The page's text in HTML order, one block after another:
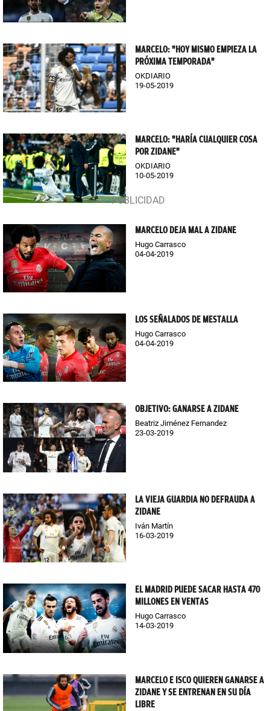
MARCELO: "HOY MISMO EMPIEZA LA
PRÓXIMA TEMPORADA"
OKDIARIO
19-05-2019
MARCELO: "HARÍA CUALQUIER COSA
POR ZIDANE"
OKDIARIO
10-05-2019
MARCELO DEJA MAL A ZIDANE
Hugo Carrasco
04-04-2019
LOS SEÑALADOS DE MESTALLA
Hugo Carrasco
04-04-2019
OBJETIVO: GANARSE A ZIDANE
Beatriz Jiménez Fernandez
23-03-2019
LA VIEJA GUARDIA NO DEFRAUDA A
ZIDANE
Iván Martín
16-03-2019
EL MADRID PUEDE SACAR HASTA 470
MILLONES EN VENTAS
Hugo Carrasco
14-03-2019
MARCELO E ISCO QUIEREN GANARSE A
ZIDANE Y SE ENTRENAN EN SU DÍA
LIBRE